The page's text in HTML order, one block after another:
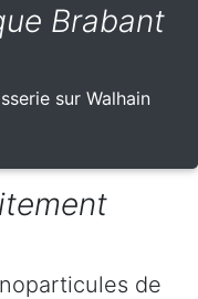
Brabant
sur Walhain
de